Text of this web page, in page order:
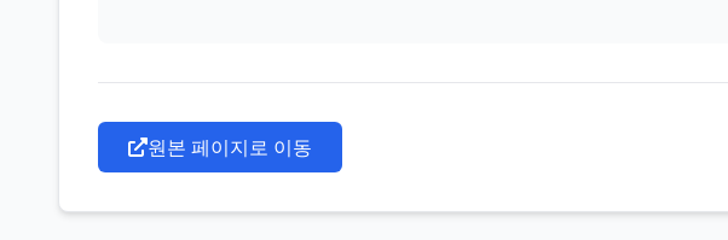
원본 페이지로 이동